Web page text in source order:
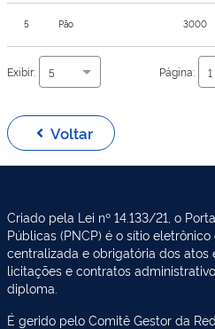
5 Pão 3000
Exibir: 5 Página: 1
Voltar
Criado pela Lei nº 14.133/21, o
Públicas (PNCP) é o sítio
centralizada e obrigatória dos atos
licitações e contratos
diploma.
É gerido pelo Comitê Gestor da